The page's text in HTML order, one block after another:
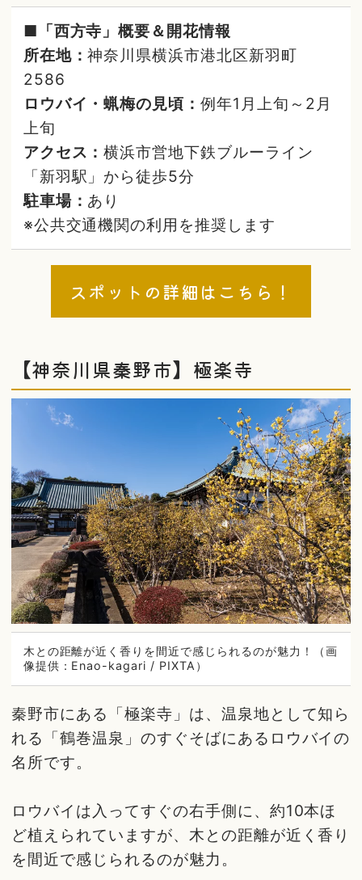
■「西方寺」概要＆開花情報
所在地：神奈川県横浜市港北区新羽町
2586
ロウバイ・蝋梅の見頃：例年1月上旬～2月
上旬
アクセス：横浜市営地下鉄ブルーライン
「新羽駅」から徒歩5分
駐車場： あり
※公共交通機関の利用を推奨します
スポットの詳細はこちら！
【神奈川県秦野市】極楽寺
木との距離が近く香りを間近で感じられるのが魅力！（画
像提供：Enao-kagari / PIXTA）
秦野市にある「極楽寺」は、温泉地として知ら
れる「鶴巻温泉」のすぐそばにあるロウバイの
名所です。
ロウバイは入ってすぐの右手側に、約10本ほ
ど植えられていますが、木との距離が近く香り
を間近で感じられるのが魅力。